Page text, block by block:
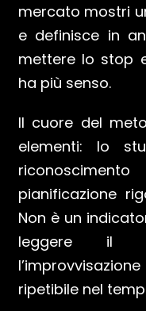
mercato mostri
e definisce in
mettere lo stop
ha più senso.
Il cuore del
elementi: lo
pianificazione
Non è un
leggere il
ripetibile nel